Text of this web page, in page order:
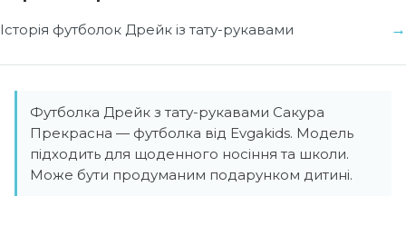
Історія футболок Дрейк із тату-рукавами
Футболка Дрейк з тату-рукавами Сакура
Прекрасна — футболка від Evgakids. Модель
підходить для щоденного носіння та школи.
Може бути продуманим подарунком дитині.